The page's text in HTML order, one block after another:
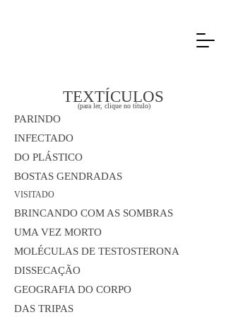
TEXTÍCULOS
(para ler, clique no título)
PARINDO
INFECTADO
DO PLÁSTICO
BOSTAS GENDRADAS
VISITADO
BRINCANDO COM AS SOMBRAS
UMA VEZ MORTO
MOLÉCULAS DE TESTOSTERONA
DISSECAÇÃO
GEOGRAFIA DO CORPO
DAS TRIPAS